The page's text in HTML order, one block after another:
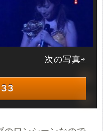
次の写真⇨